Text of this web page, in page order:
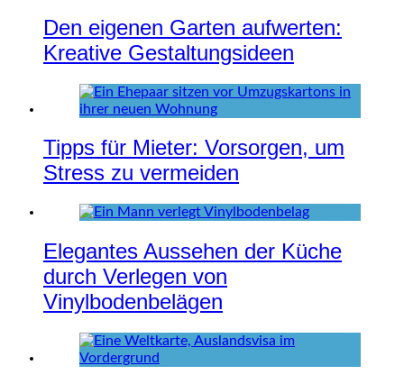
Den eigenen Garten aufwerten:
Kreative Gestaltungsideen
Tipps für Mieter: Vorsorgen, um
Stress zu vermeiden
Elegantes Aussehen der Küche
durch Verlegen von
Vinylbodenbelägen